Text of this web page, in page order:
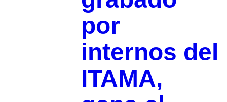
por
internos del
ITAMA,